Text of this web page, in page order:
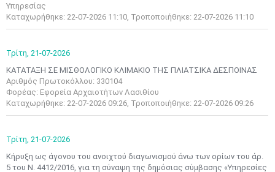
Υπηρεσίας
Καταχωρήθηκε: 22-07-2026 11:10, Τροποποιήθηκε: 22-07-2026 11:10
Τρίτη, 21-07-2026
ΚΑΤΑΤΑΞΗ ΣΕ ΜΙΣΘΟΛΟΓΙΚΟ ΚΛΙΜΑΚΙΟ ΤΗΣ ΠΛΙΑΤΣΙΚΑ ΔΕΣΠΟΙΝΑΣ
Αριθμός Πρωτοκόλλου: 330104
Φορέας: Εφορεία Αρχαιοτήτων Λασιθίου
Καταχωρήθηκε: 22-07-2026 09:26, Τροποποιήθηκε: 22-07-2026 09:26
Τρίτη, 21-07-2026
Κήρυξη ως άγονου του ανοιχτού διαγωνισμού άνω των ορίων του άρ.
5 του Ν. 4412/2016, για τη σύναψη της δημόσιας σύμβασης «Υπηρεσίες
Μαϊ1 2
• • • • • • •